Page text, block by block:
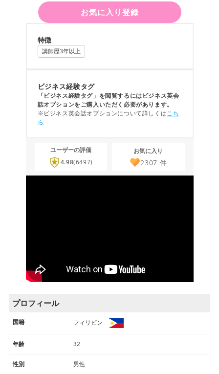
お気に入り登録
特徴
講師歴3年以上
ビジネス経験タグ
「ビジネス経験タグ」を閲覧するにはビジネス英会
話オプションをご購入いただく必要があります。
※ビジネス英会話オプションについて詳しくはこち
ら
ユーザーの評価
4.98(6497)
お気に入り
2307 件
プロフィール
国籍 フィリピン
年齢 32
性別 男性